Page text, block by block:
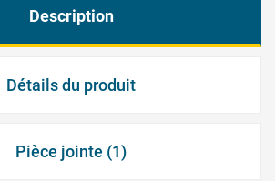
Description
Détails du produit
Pièce jointe (1)